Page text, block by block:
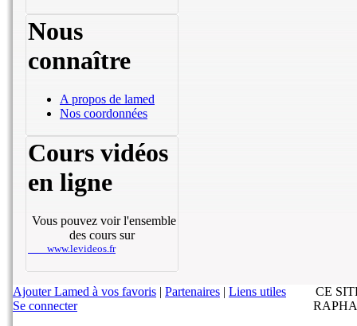
Nous
connaître
A propos de lamed
Nos coordonnées
Cours vidéos
en ligne
Vous pouvez voir l'ensemble
des cours sur
www.levideos.fr
Ajouter Lamed à vos favoris | Partenaires | Liens utiles
Se connecter
CE